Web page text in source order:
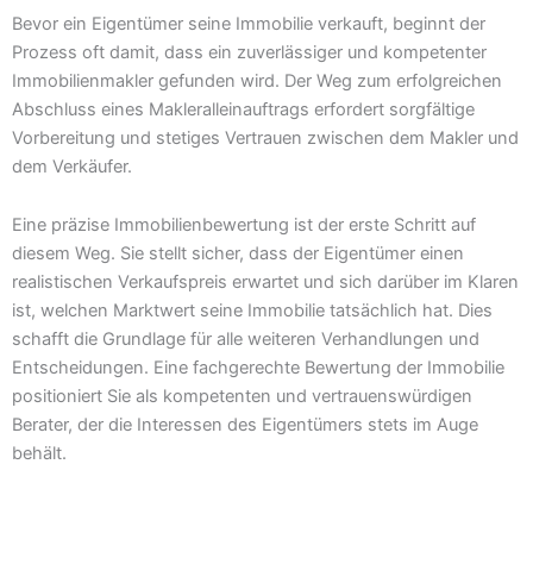
Bevor ein Eigentümer seine Immobilie verkauft, beginnt der
Prozess oft damit, dass ein zuverlässiger und kompetenter
Immobilienmakler gefunden wird. Der Weg zum erfolgreichen
Abschluss eines Makleralleinauftrags erfordert sorgfältige
Vorbereitung und stetiges Vertrauen zwischen dem Makler und
dem Verkäufer.
Eine präzise Immobilienbewertung ist der erste Schritt auf
diesem Weg. Sie stellt sicher, dass der Eigentümer einen
realistischen Verkaufspreis erwartet und sich darüber im Klaren
ist, welchen Marktwert seine Immobilie tatsächlich hat. Dies
schafft die Grundlage für alle weiteren Verhandlungen und
Entscheidungen. Eine fachgerechte Bewertung der Immobilie
positioniert Sie als kompetenten und vertrauenswürdigen
Berater, der die Interessen des Eigentümers stets im Auge
behält.